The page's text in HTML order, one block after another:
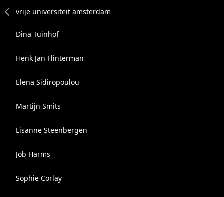
Dina Tuinhof
Henk Jan Flinterman
Elena Sidiropoulou
Martijn Smits
Lisanne Steenbergen
Job Harms
Sophie Corlay